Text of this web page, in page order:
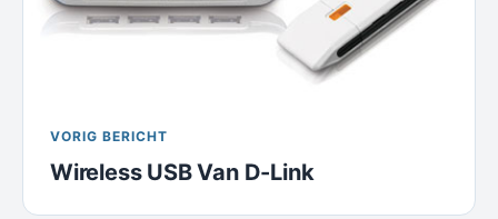
VORIG BERICHT
Wireless USB Van D-Link